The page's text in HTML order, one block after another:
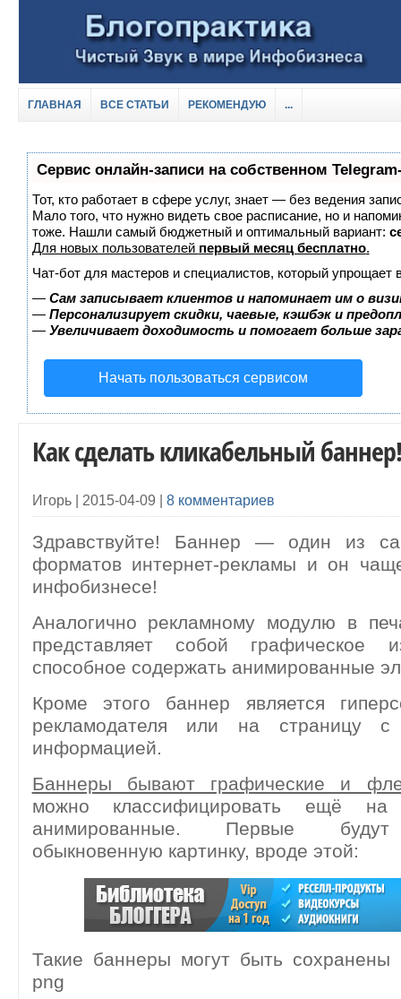
ГЛАВНАЯ ВСЕ СТАТЬИ РЕКОМЕНДУЮ ...
Сервис онлайн-записи на собственном
Тот, кто работает в сфере услуг, знает — без ведения
Мало того, что нужно видеть свое расписание, но и
тоже. Нашли самый бюджетный и оптимальный вариант:
Для новых пользователей первый месяц бесплатно.
Чат-бот для мастеров и специалистов, который упрощает
— Сам записывает клиентов и напоминает им о
— Персонализирует скидки, чаевые, кэшбэк и
— Увеличивает доходимость и помогает больше
Начать пользоваться сервисом
Как сделать кликабельный баннер!
Игорь | 2015-04-09 | 8 комментариев
Здравствуйте! Баннер — один из
форматов интернет-рекламы и он
инфобизнесе!
Аналогично рекламному модулю в
представляет собой графическое
способное содержать анимированные
Кроме этого баннер является
рекламодателя или на страницу с
информацией.
Баннеры бывают графические и
можно классифицировать ещё на
анимированные. Первые будут
обыкновенную картинку, вроде этой:
Такие баннеры могут быть
png